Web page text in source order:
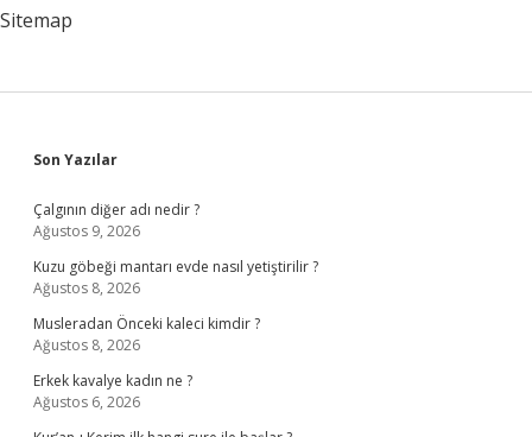
Sitemap
Sidebar
Son Yazılar
Çalgının diğer adı nedir ?
Ağustos 9, 2026
Kuzu göbeği mantarı evde nasıl yetiştirilir ?
Ağustos 8, 2026
Musleradan Önceki kaleci kimdir ?
Ağustos 8, 2026
Erkek kavalye kadın ne ?
Ağustos 6, 2026